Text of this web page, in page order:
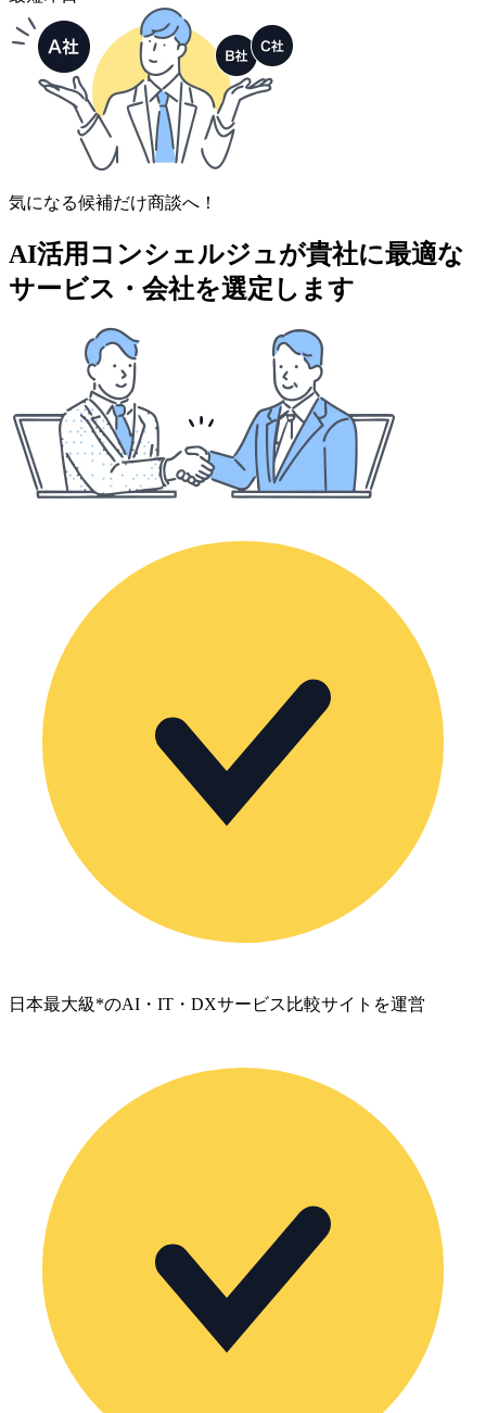
気になる候補だけ商談へ！
AI活用コンシェルジュが貴社に最適な
サービス・会社を選定します
日本最大級*のAI・IT・DXサービス比較サイトを運営